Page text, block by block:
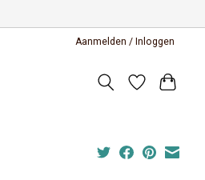
Aanmelden / Inloggen